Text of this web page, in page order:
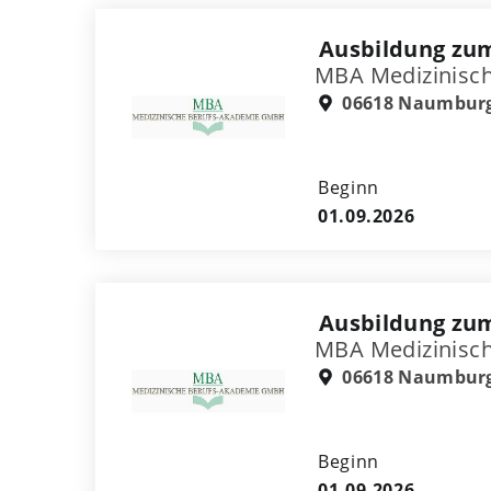
Ausbildung
MBA
06618
Beginn
01.09.2026
Ausbildung
MBA
06618
Beginn